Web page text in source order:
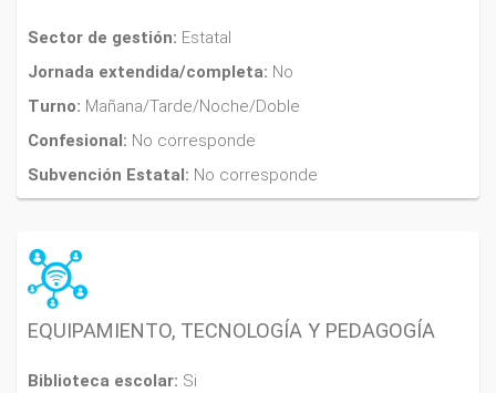
Sector de gestión: Estatal
Jornada extendida/completa: No
Turno: Mañana/Tarde/Noche/Doble
Confesional: No corresponde
Subvención Estatal: No corresponde
EQUIPAMIENTO, TECNOLOGÍA Y PEDAGOGÍA
Biblioteca escolar: Si